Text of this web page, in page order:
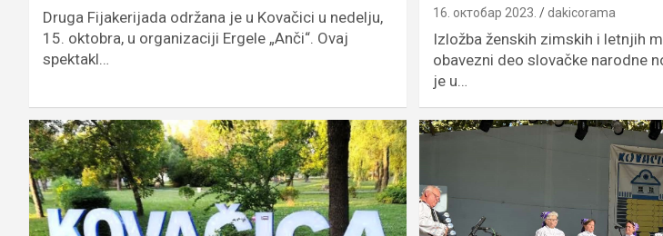
Druga Fijakerijada održana je u Kovačici u nedelju,
15. oktobra, u organizaciji Ergele „Anči“. Ovaj
spektakl…
16. октобар 2023. dakicorama
Izložba ženskih zimskih i letnjih
obavezni deo slovačke narodne
je u…